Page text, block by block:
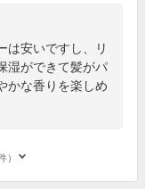
は安いですし、リ
湿ができて髪がパ
かな香りを楽しめ
）